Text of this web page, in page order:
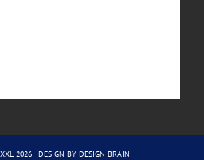
2026 - DESIGN BY DESIGN BRAIN